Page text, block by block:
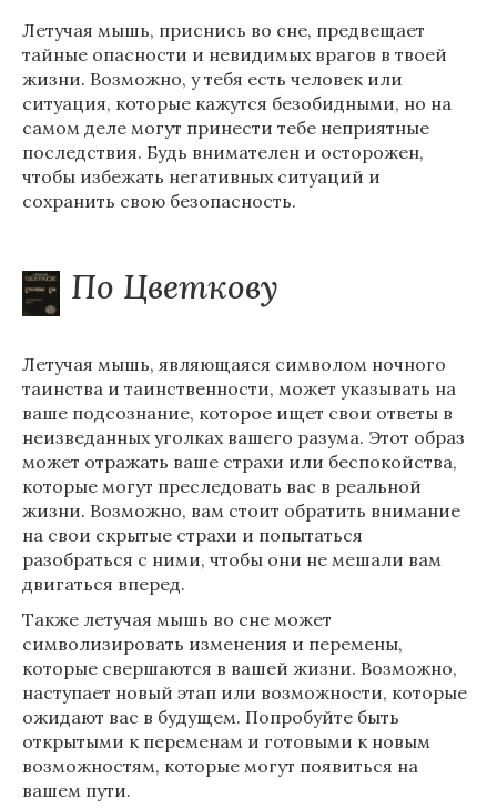
Летучая мышь, приснись во сне, предвещает
тайные опасности и невидимых врагов в твоей
жизни. Возможно, у тебя есть человек или
ситуация, которые кажутся безобидными, но на
самом деле могут принести тебе неприятные
последствия. Будь внимателен и осторожен,
чтобы избежать негативных ситуаций и
сохранить свою безопасность.
По Цветкову
Летучая мышь, являющаяся символом ночного
таинства и таинственности, может указывать на
ваше подсознание, которое ищет свои ответы в
неизведанных уголках вашего разума. Этот образ
может отражать ваше страхи или беспокойства,
которые могут преследовать вас в реальной
жизни. Возможно, вам стоит обратить внимание
на свои скрытые страхи и попытаться
разобраться с ними, чтобы они не мешали вам
двигаться вперед.
Также летучая мышь во сне может
символизировать изменения и перемены,
которые свершаются в вашей жизни. Возможно,
наступает новый этап или возможности, которые
ожидают вас в будущем. Попробуйте быть
открытыми к переменам и готовыми к новым
возможностям, которые могут появиться на
вашем пути.